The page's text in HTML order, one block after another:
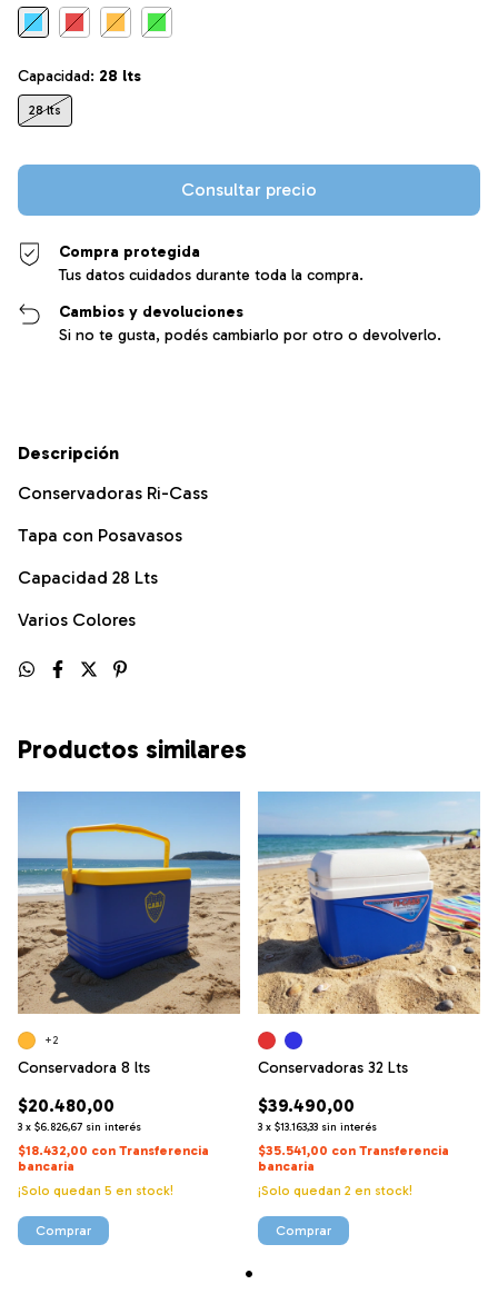
Capacidad: 28 lts
28 lts
Compra protegida
Tus datos cuidados durante toda la compra.
Cambios y devoluciones
Si no te gusta, podés cambiarlo por otro o devolverlo.
Descripción
Conservadoras Ri-Cass
Tapa con Posavasos
Capacidad 28 Lts
Varios Colores
Productos similares
Conservadora 8 lts
$20.480,00
3 x $6.826,67 sin interés
$18.432,00 con Transferencia
bancaria
¡Solo quedan 5 en stock!
+2
Comprar
Conservadoras 32 Lts
$39.490,00
3 x $13.163,33 sin interés
$35.541,00 con Transferencia
bancaria
¡Solo quedan 2 en stock!
Comprar